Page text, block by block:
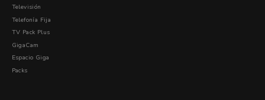
Televisión
Telefonía Fija
TV Pack Plus
GigaCam
Espacio Giga
Packs